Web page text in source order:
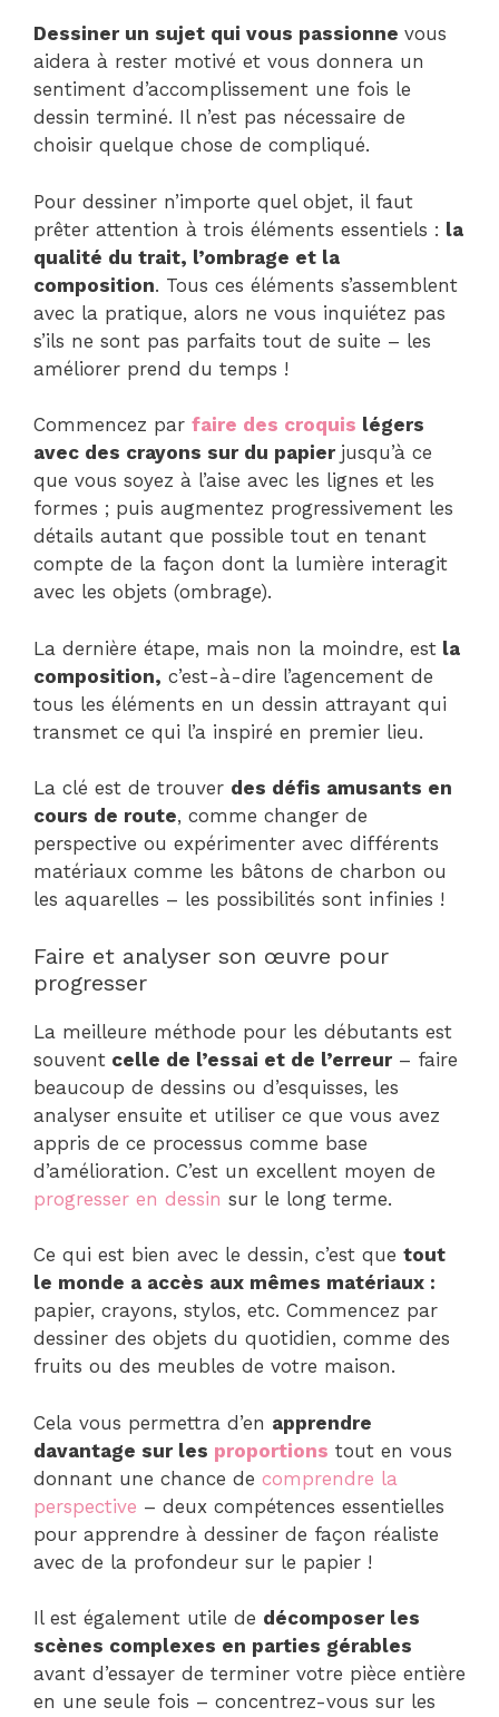
Dessiner un sujet qui vous passionne vous
aidera à rester motivé et vous donnera un
sentiment d’accomplissement une fois le
dessin terminé. Il n’est pas nécessaire de
choisir quelque chose de compliqué.
Pour dessiner n’importe quel objet, il faut
prêter attention à trois éléments essentiels : la
qualité du trait, l’ombrage et la
composition. Tous ces éléments s’assemblent
avec la pratique, alors ne vous inquiétez pas
s’ils ne sont pas parfaits tout de suite – les
améliorer prend du temps !
Commencez par faire des croquis légers
avec des crayons sur du papier jusqu’à ce
que vous soyez à l’aise avec les lignes et les
formes ; puis augmentez progressivement les
détails autant que possible tout en tenant
compte de la façon dont la lumière interagit
avec les objets (ombrage).
La dernière étape, mais non la moindre, est la
composition, c’est-à-dire l’agencement de
tous les éléments en un dessin attrayant qui
transmet ce qui l’a inspiré en premier lieu.
La clé est de trouver des défis amusants en
cours de route, comme changer de
perspective ou expérimenter avec différents
matériaux comme les bâtons de charbon ou
les aquarelles – les possibilités sont infinies !
Faire et analyser son œuvre pour
progresser
La meilleure méthode pour les débutants est
souvent celle de l’essai et de l’erreur– faire
beaucoup de dessins ou d’esquisses, les
analyser ensuite et utiliser ce que vous avez
appris de ce processus comme base
d’amélioration. C’est un excellent moyen de
progresser en dessin sur le long terme.
Ce qui est bien avec le dessin, c’est que tout
le monde a accès aux mêmes matériaux :
papier, crayons, stylos, etc. Commencez par
dessiner des objets du quotidien, comme des
fruits ou des meubles de votre maison.
Cela vous permettra d’en apprendre
davantage sur les proportions tout en vous
donnant une chance de comprendre la
perspective – deux compétences essentielles
pour apprendre à dessiner de façon réaliste
avec de la profondeur sur le papier !
Il est également utile de décomposer les
scènes complexes en parties gérables
avant d’essayer de terminer votre pièce entière
en une seule fois – concentrez-vous sur les